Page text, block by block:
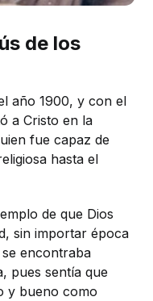
de los
año 1900, y con el
a Cristo en la
fue capaz de
hasta el
de que Dios
sin importar época
encontraba
pues sentía que
y bueno como